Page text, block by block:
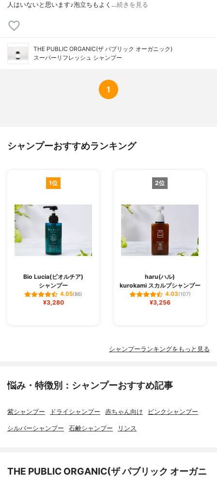
人はいないと思います♪泡立ちもよく…続きを見る
THE PUBLIC ORGANIC(ザ パブリック オーガニック)
スーパーリフレッシュ シャンプー
1
シャンプーおすすめランキング
1位
Bio Lucia(ビオルチア)
シャンプー
4.05(86)
¥3,280
2位
haru(ハル)
kurokami スカルプシャンプー
4.03(107)
¥3,256
シャンプーランキングをもっと見る
悩み・特徴別：シャンプーおすすめ記事
紫シャンプー ドライシャンプー 赤ちゃん向け ピンクシャンプー
シルバーシャンプー 石鹸シャンプー リンス
THE PUBLIC ORGANIC(ザ パブリック オーガニ